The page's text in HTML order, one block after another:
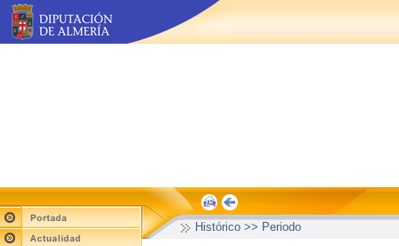
Histórico >> Periodo